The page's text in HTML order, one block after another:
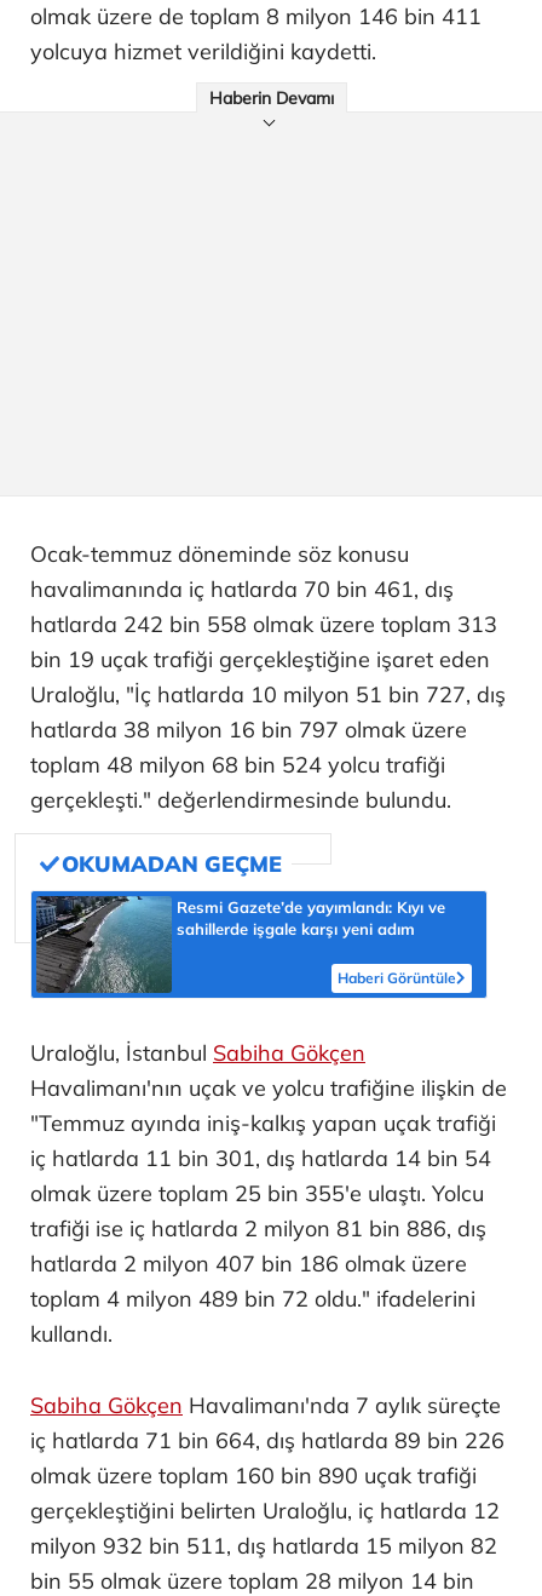
olmak üzere de toplam 8 milyon 146 bin 411
yolcuya hizmet verildiğini kaydetti.
Haberin Devamı
Ocak-temmuz döneminde söz konusu
havalimanında iç hatlarda 70 bin 461, dış
hatlarda 242 bin 558 olmak üzere toplam 313
bin 19 uçak trafiği gerçekleştiğine işaret eden
Uraloğlu, "İç hatlarda 10 milyon 51 bin 727, dış
hatlarda 38 milyon 16 bin 797 olmak üzere
toplam 48 milyon 68 bin 524 yolcu trafiği
gerçekleşti." değerlendirmesinde bulundu.
Resmi Gazete’de yayımlandı: Kıyı ve
sahillerde işgale karşı yeni adım
Haberi Görüntüle
Uraloğlu, İstanbul Sabiha Gökçen
Havalimanı'nın uçak ve yolcu trafiğine ilişkin de
"Temmuz ayında iniş-kalkış yapan uçak trafiği
iç hatlarda 11 bin 301, dış hatlarda 14 bin 54
olmak üzere toplam 25 bin 355'e ulaştı. Yolcu
trafiği ise iç hatlarda 2 milyon 81 bin 886, dış
hatlarda 2 milyon 407 bin 186 olmak üzere
toplam 4 milyon 489 bin 72 oldu." ifadelerini
kullandı.
Sabiha Gökçen Havalimanı'nda 7 aylık süreçte
iç hatlarda 71 bin 664, dış hatlarda 89 bin 226
olmak üzere toplam 160 bin 890 uçak trafiği
gerçekleştiğini belirten Uraloğlu, iç hatlarda 12
milyon 932 bin 511, dış hatlarda 15 milyon 82
bin 55 olmak üzere toplam 28 milyon 14 bin